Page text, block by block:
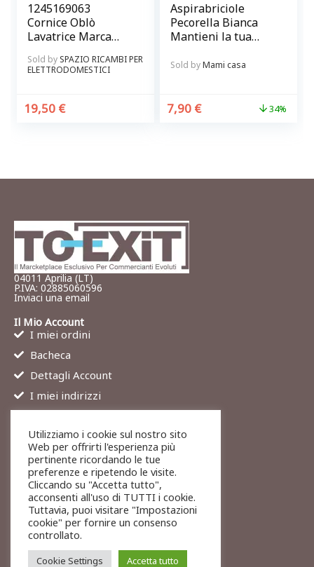
1245169063
Cornice Oblò
Lavatrice Marca
Originale
Sold by SPAZIO RICAMBI PER
ELETTRODOMESTICI
19,50 €
Aspirabriciole
Pecorella Bianca
Mantieni la tua
ordinata
Sold byMami casa
7,90 € 34%
04011 Aprilia (LT)
P.IVA: 02885060596
Inviaci una email
Il Mio Account
I miei ordini
Bacheca
Dettagli Account
I miei indirizzi
Chi siamo
Services
Blog
Contatti
Legali
Termini di servizio
Resi e rimborsi
Utilizziamo i cookie sul nostro sito
Web per offrirti l'esperienza più
pertinente ricordando le tue
preferenze e ripetendo le visite.
Cliccando su "Accetta tutto",
acconsenti all'uso di TUTTI i cookie.
Tuttavia, puoi visitare "Impostazioni
cookie" per fornire un consenso
controllato.
Cookie Settings Accetta tutto